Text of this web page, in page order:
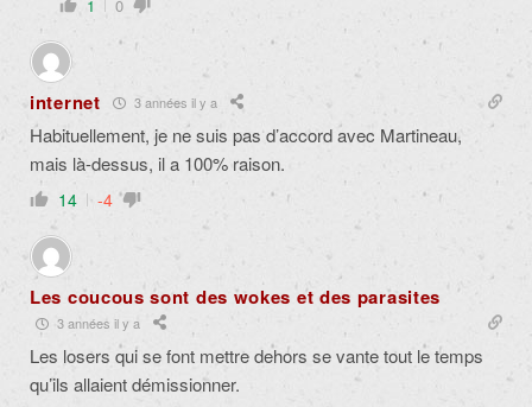
1 0
internet 3 années il y a
Habituellement, je ne suis pas d’accord avec Martineau,
mais là-dessus, il a 100% raison.
14 -4
Les coucous sont des wokes et des parasites
3 années il y a
Les losers qui se font mettre dehors se vante tout le temps
qu’ils allaient démissionner.